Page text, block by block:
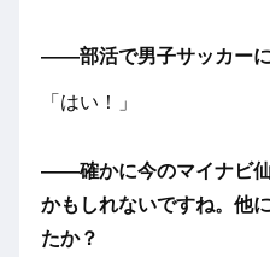
――部活で男子サッカー
「はい！」
――確かに今のマイナビ
かもしれないですね。他
たか？